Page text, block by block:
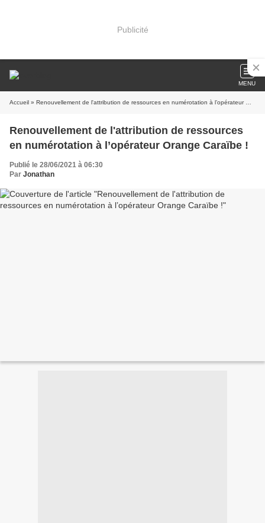
Publicité
MENU
Accueil » Renouvellement de l'attribution de ressources en numérotation à l’opérateur Orange Caraïbe !
Renouvellement de l'attribution de ressources
en numérotation à l’opérateur Orange Caraïbe !
Publié le 28/06/2021 à 06:30
Par Jonathan